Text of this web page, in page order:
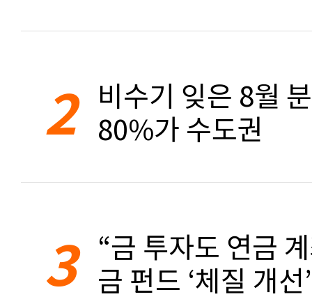
2 비수기 잊은 8월
80%가 수도권
3 “금 투자도 연금
금 펀드 ‘체질 개선’